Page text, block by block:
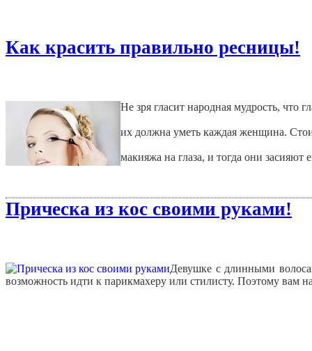
Как красить правильно ресницы!
Не зря гласит народная мудрость, что
их должна уметь каждая женщина.
макияжа на глаза, и тогда они засияют
Прическа из кос своими руками!
Девушке с длинными
возможность идти к парикмахеру или стилисту. Поэтому вам